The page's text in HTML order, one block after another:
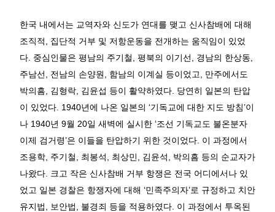
한국 내에서는 교역자와 신도가 연대를 맺고 신사참배에 대해
조직적, 집단적 거부 및 저항운동을 전개하는 움직임이 있었
다. 중심인물은 평남의 주기철, 평북의 이기선, 경남의 한상동,
주남선, 전남의 손양원, 함남의 이계실 등이었고, 만주에서도
박의흠, 김형락, 김윤섭 등이 활약하였다. 당연히 일본의 탄압
이 있었다. 1940년에 나온 일본의 ‘기독교에 대한 지도 방침’이
나 1940년 9월 20일 새벽에 실시한 ‘조선 기독교도 불온분자
이제 검거령’은 이들을 탄압하기 위한 것이었다. 이 과정에서
조용학, 주기철, 최봉석, 최상민, 김윤석, 박의흠 등의 순교자가
나왔다. 크고 작은 신사참배 거부 항쟁은 전국 어디에서나 있
었고 일본 경찰은 항쟁자에 대해 ‘민족주의자’로 규정하고 치안
유지법, 보안법, 불경죄 등을 적용하였다. 이 과정에서 투옥된